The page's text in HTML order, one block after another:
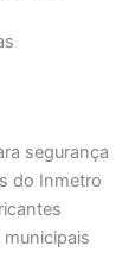
segurança
do Inmetro